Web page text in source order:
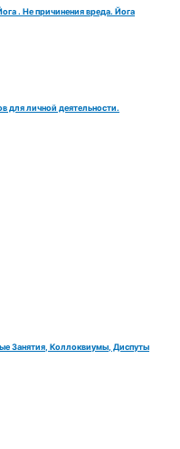
. Не причинения вреда. Йога
для личной деятельности.
Занятия, Коллоквиумы, Диспуты